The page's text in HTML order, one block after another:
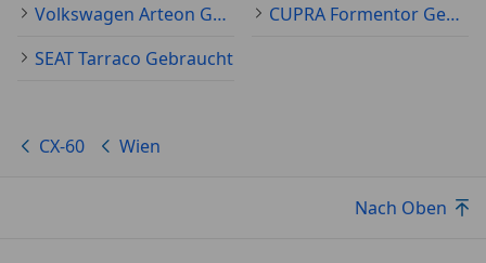
Volkswagen Arteon Gebraucht
CUPRA Formentor Gebraucht
SEAT Tarraco Gebraucht
CX-60 Wien
Nach Oben